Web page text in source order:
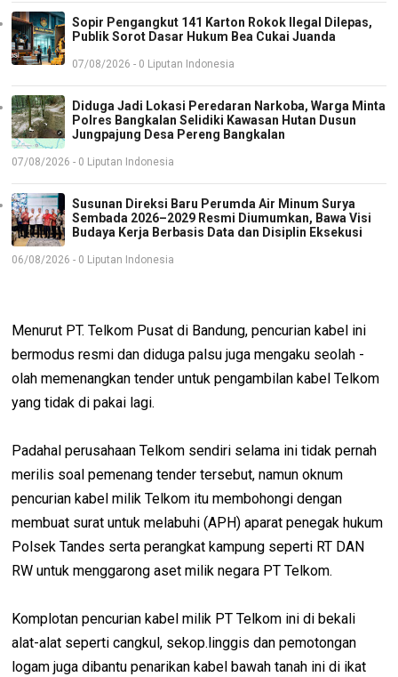
Sopir Pengangkut 141 Karton Rokok Ilegal Dilepas,
Publik Sorot Dasar Hukum Bea Cukai Juanda
07/08/2026 - 0 Liputan Indonesia
Diduga Jadi Lokasi Peredaran Narkoba, Warga Minta
Polres Bangkalan Selidiki Kawasan Hutan Dusun
Jungpajung Desa Pereng Bangkalan
07/08/2026 - 0 Liputan Indonesia
Susunan Direksi Baru Perumda Air Minum Surya
Sembada 2026–2029 Resmi Diumumkan, Bawa Visi
Budaya Kerja Berbasis Data dan Disiplin Eksekusi
06/08/2026 - 0 Liputan Indonesia
Menurut PT. Telkom Pusat di Bandung, pencurian kabel ini
bermodus resmi dan diduga palsu juga mengaku seolah -
olah memenangkan tender untuk pengambilan kabel Telkom
yang tidak di pakai lagi.
Padahal perusahaan Telkom sendiri selama ini tidak pernah
merilis soal pemenang tender tersebut, namun oknum
pencurian kabel milik Telkom itu membohongi dengan
membuat surat untuk melabuhi (APH) aparat penegak hukum
Polsek Tandes serta perangkat kampung seperti RT DAN
RW untuk menggarong aset milik negara PT Telkom.
Komplotan pencurian kabel milik PT Telkom ini di bekali
alat-alat seperti cangkul, sekop.linggis dan pemotongan
logam juga dibantu penarikan kabel bawah tanah ini di ikat